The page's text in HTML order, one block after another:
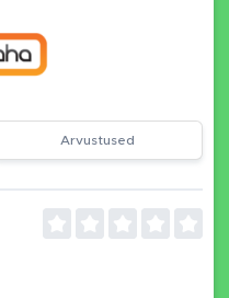
Arvustused